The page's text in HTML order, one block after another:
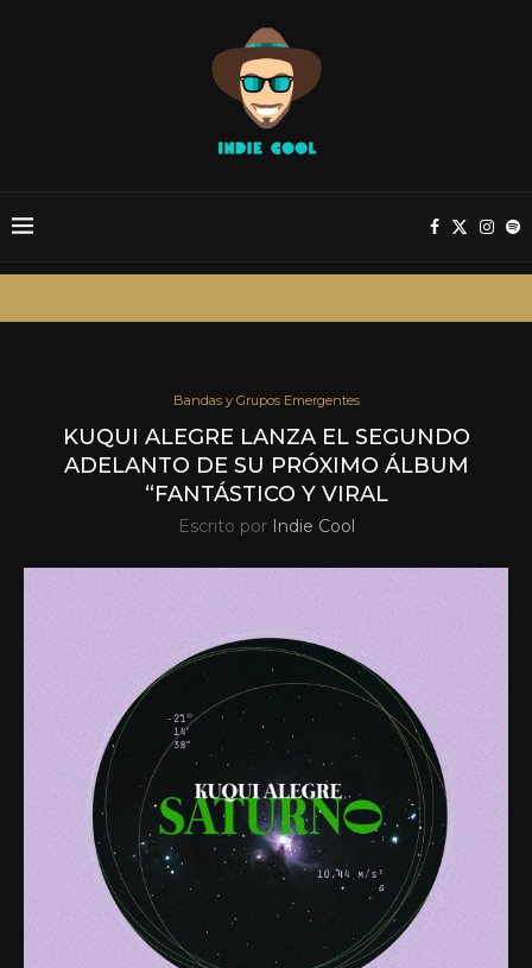
Bandas y Grupos Emergentes
KUQUI ALEGRE LANZA EL SEGUNDO
ADELANTO DE SU PRÓXIMO ÁLBUM
“FANTÁSTICO Y VIRAL
Escrito por Indie Cool